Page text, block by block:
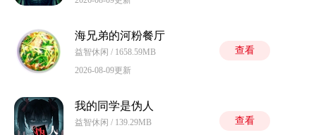
海兄弟的河粉餐厅
益智休闲 / 1658.59MB
2026-08-09更新
查看
我的同学是伪人
益智休闲 / 139.29MB
查看